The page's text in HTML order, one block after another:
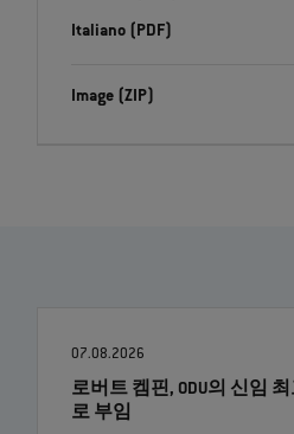
Italiano (PDF)
Image (ZIP)
07.08.2026
로버트 켐핀, ODU의 신임
로 부임